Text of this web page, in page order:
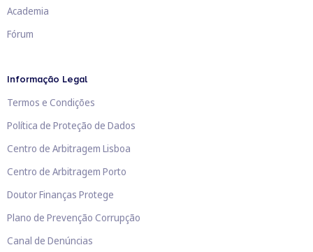
Academia
Fórum
Informação Legal
Termos e Condições
Política de Proteção de Dados
Centro de Arbitragem Lisboa
Centro de Arbitragem Porto
Doutor Finanças Protege
Plano de Prevenção Corrupção
Canal de Denúncias